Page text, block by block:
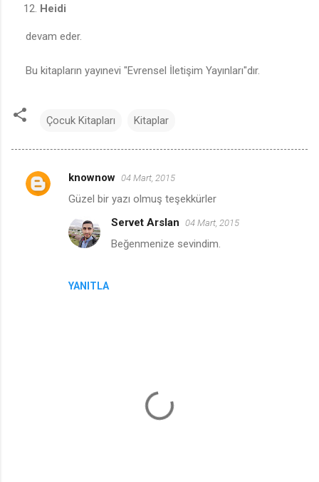
Heidi
devam eder.
Bu kitapların yayınevi "Evrensel İletişim Yayınları"dır.
Çocuk Kitapları Kitaplar
Y
knownow 04 Mart, 2015
Güzel bir yazı olmuş teşekkürler
YANITLA
Servet Arslan 04 Mart, 2015
Beğenmenize sevindim.